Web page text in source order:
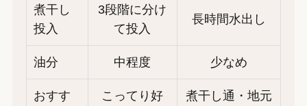
煮干し
投入
3段階に分け
て投入
長時間水出し
油分 中程度 少なめ
おすす
こってり好
煮干し通・地元